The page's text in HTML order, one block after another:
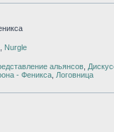
Nurgle
альянсов
- Феникса Логовница